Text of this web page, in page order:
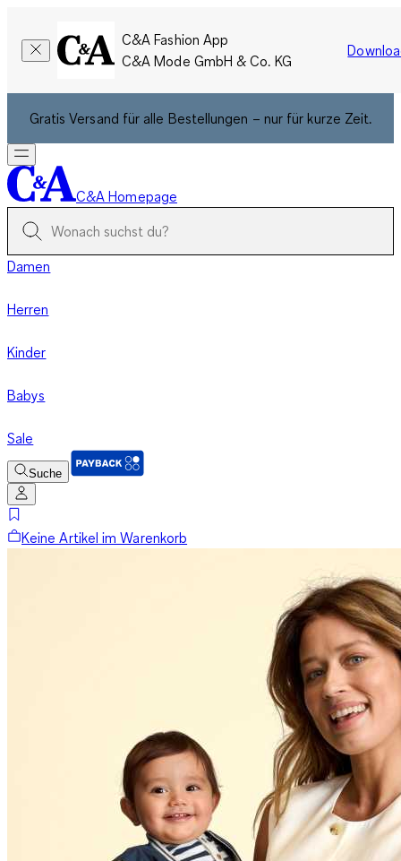
C&A Fashion App
C&A Mode GmbH & Co. KG
Gratis Versand für alle Bestellungen – nur für kurze Zeit.
C&A Homepage
Damen
Herren
Kinder
Babys
Sale
Suche
Keine Artikel im Warenkorb